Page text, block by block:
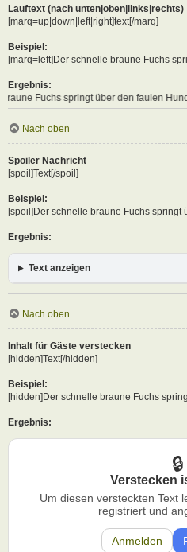
Lauftext (nach unten|oben|links|rechts)
[marq=up|down|left|right]text[/marq]
Beispiel:
[marq=left]Der schnelle braune Fuchs
Ergebnis:
über den faulen Hund
Nach oben
Spoiler Nachricht
[spoil]Text[/spoil]
Beispiel:
[spoil]Der schnelle braune Fuchs springt
Ergebnis:
Text anzeigen
Nach oben
Inhalt für Gäste verstecken
[hidden]Text[/hidden]
Beispiel:
[hidden]Der schnelle braune Fuchs
Ergebnis:
Verstecken
Um diesen versteckten Text
registriert und
Anmelden